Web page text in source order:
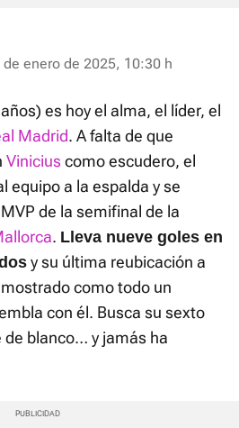
de enero de 2025, 10:30 h
es hoy el alma, el líder, el
Madrid. A falta de que
Viniciuscomo escudero, el
equipo a la espalda y se
de la semifinal de la
. Lleva nueve goles en
y su última reubicación a
como todo un
con él. Busca su sexto
blanco… y jamás ha